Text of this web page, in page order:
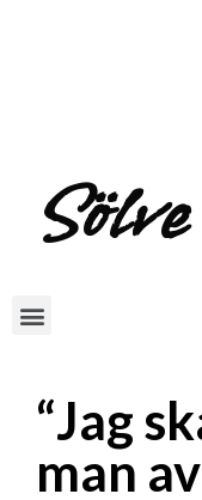
“Jag
man